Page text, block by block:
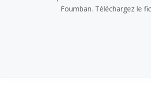
Foumban. Téléchargez le